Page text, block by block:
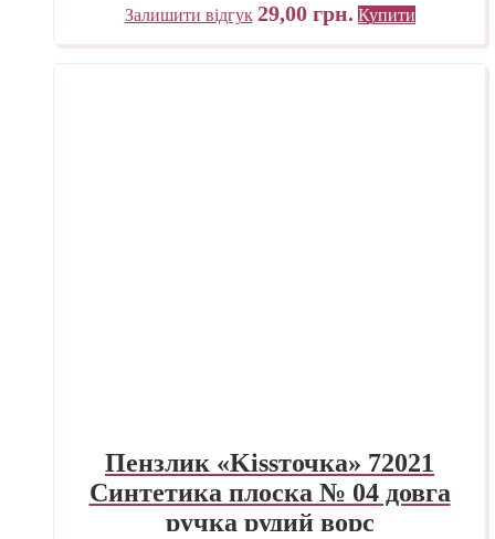
Залишити відгук 29,00 грн. Купити
Пензлик «Kissточка» 72021
Синтетика плоска № 04 довга
ручка рудий ворс